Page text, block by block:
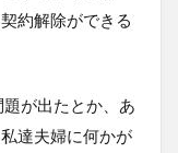
約解除ができる
が出たとか、あ
達夫婦に何かが